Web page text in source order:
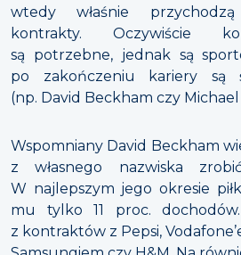
wtedy właśnie przychodzą
kontrakty. Oczywiście
są potrzebne, jednak są
po zakończeniu kariery są
(np. David Beckham czy
Wspomniany David Beckham
z własnego nazwiska
W najlepszym jego okresie
mu tylko 11 proc. dochodów.
z kontraktów z Pepsi,